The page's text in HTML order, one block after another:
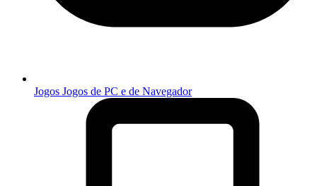
Jogos Jogos de PC e de Navegador